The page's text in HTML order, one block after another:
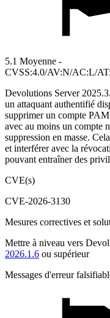
5.1 Moyenne -
CVSS:4.0/AV:N/AC:L/
Devolutions Server
un attaquant authentifié
supprimer un compte
avec au moins un compte
suppression en masse.
et interférer avec la
pouvant entraîner des
CVE(s)
CVE-2026-3130
Mesures correctives et
Mettre à niveau vers
2026.1.6 ou supérieur
Messages d'erreur